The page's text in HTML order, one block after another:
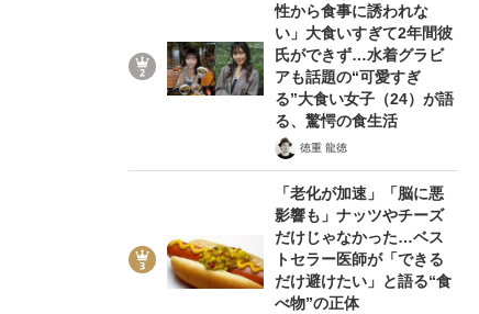
性から食事に誘われな
い」大食いすぎて2年間彼
氏ができず…水着グラビ
アも話題の“可愛すぎ
る”大食い女子（24）が語
る、驚愕の食生活
徳重 龍徳
「老化が加速」「脳に悪
影響も」ナッツやチーズ
だけじゃなかった…ベス
トセラー医師が「できる
だけ避けたい」と語る“食
べ物”の正体